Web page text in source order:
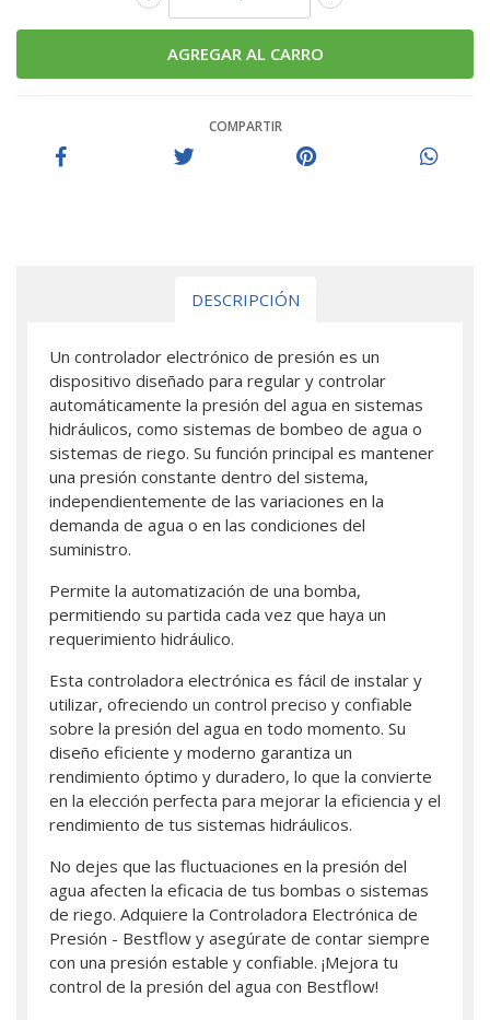
COMPARTIR
DESCRIPCIÓN
Un controlador electrónico de presión es un
dispositivo diseñado para regular y controlar
automáticamente la presión del agua en sistemas
hidráulicos, como sistemas de bombeo de agua o
sistemas de riego. Su función principal es mantener
una presión constante dentro del sistema,
independientemente de las variaciones en la
demanda de agua o en las condiciones del
suministro.
Permite la automatización de una bomba,
permitiendo su partida cada vez que haya un
requerimiento hidráulico.
Esta controladora electrónica es fácil de instalar y
utilizar, ofreciendo un control preciso y confiable
sobre la presión del agua en todo momento. Su
diseño eficiente y moderno garantiza un
rendimiento óptimo y duradero, lo que la convierte
en la elección perfecta para mejorar la eficiencia y el
rendimiento de tus sistemas hidráulicos.
No dejes que las fluctuaciones en la presión del
agua afecten la eficacia de tus bombas o sistemas
de riego. Adquiere la Controladora Electrónica de
Presión - Bestflow y asegúrate de contar siempre
con una presión estable y confiable. ¡Mejora tu
control de la presión del agua con Bestflow!